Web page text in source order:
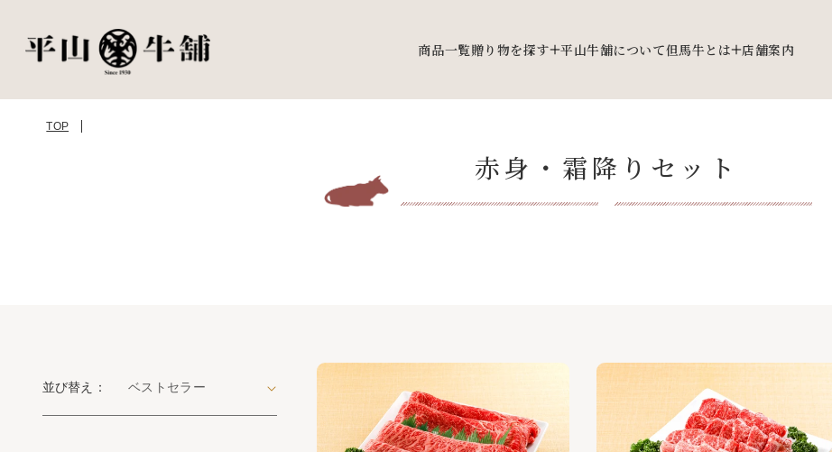
商品一覧贈り物を探す 平山牛舗について但馬牛とは 店舗案内
TOP
赤身・霜降りセット
並び替え：